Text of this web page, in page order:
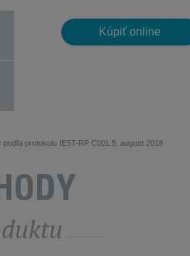
Kúpiť online
protokolu IEST-RP C001.5, august 2018